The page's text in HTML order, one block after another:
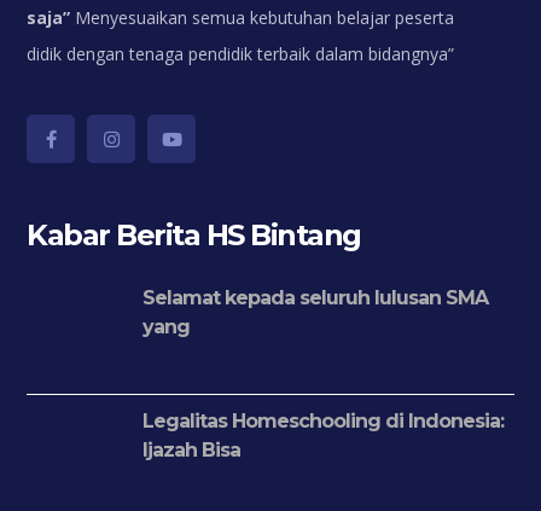
saja” Menyesuaikan semua kebutuhan belajar peserta
didik dengan tenaga pendidik terbaik dalam bidangnya”
Kabar Berita HS Bintang
Selamat kepada seluruh lulusan SMA
yang
Legalitas Homeschooling di Indonesia:
Ijazah Bisa